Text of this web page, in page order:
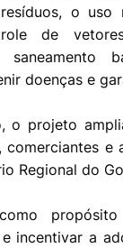
o uso
de
doenças e
o projeto
comerciantes
Regional do
incentivar a